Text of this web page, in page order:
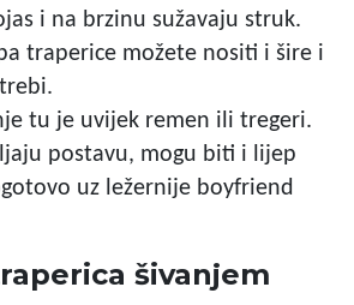
i na brzinu sužavaju struk.
traperice možete nositi i šire i
tu je uvijek remen ili tregeri.
postavu, mogu biti i lijep
uz ležernije boyfriend
šivanjem